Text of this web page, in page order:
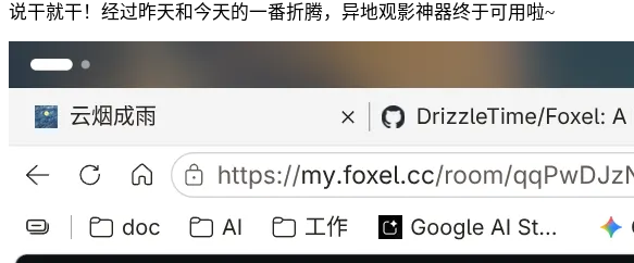
说干就干！经过昨天和今天的一番折腾，异地观影神器终于可用啦~